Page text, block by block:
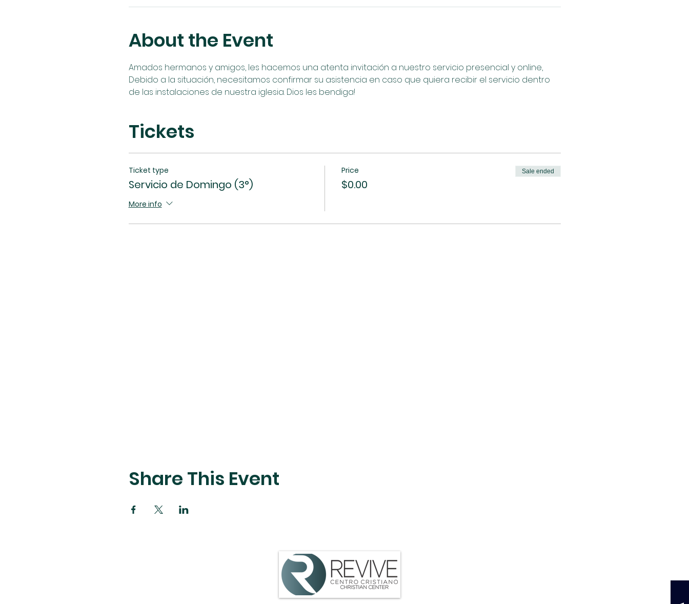
About the Event
Amados hermanos y amigos, les hacemos una atenta invitación a nuestro servicio presencial y online,
Debido a la situación, necesitamos confirmar su asistencia en caso que quiera recibir el servicio dentro
de las instalaciones de nuestra iglesia. Dios les bendiga!
Tickets
Ticket type
Servicio de Domingo (3°)
More info
Price
$0.00
Sale ended
Share This Event